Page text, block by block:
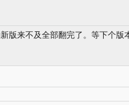
版来不及全部翻完了。等下个版